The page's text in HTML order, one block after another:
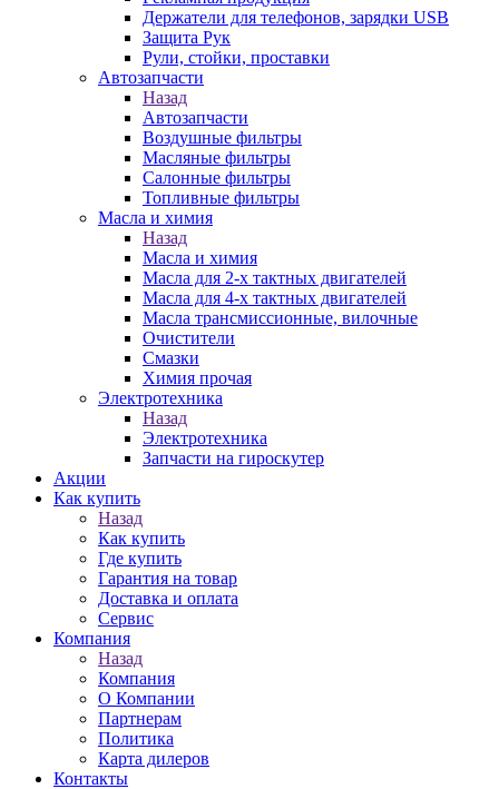
Держатели для телефонов, зарядки USB
Защита Рук
Рули, стойки, проставки
Автозапчасти
Назад
Автозапчасти
Воздушные фильтры
Масляные фильтры
Салонные фильтры
Топливные фильтры
Масла и химия
Назад
Масла и химия
Масла для 2-х тактных двигателей
Масла для 4-х тактных двигателей
Масла трансмиссионные, вилочные
Очистители
Смазки
Химия прочая
Электротехника
Назад
Электротехника
Запчасти на гироскутер
Акции
Как купить
Назад
Как купить
Где купить
Гарантия на товар
Доставка и оплата
Сервис
Компания
Назад
Компания
О Компании
Партнерам
Политика
Карта дилеров
Контакты